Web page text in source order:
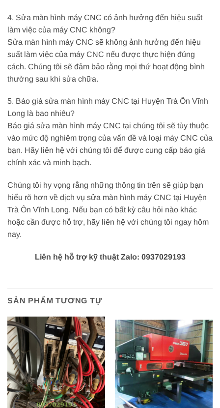
4. Sửa màn hình máy CNC có ảnh hưởng đến hiệu suất
làm việc của máy CNC không?
Sửa màn hình máy CNC sẽ không ảnh hưởng đến hiệu
suất làm việc của máy CNC nếu được thực hiện đúng
cách. Chúng tôi sẽ đảm bảo rằng mọi thứ hoạt động bình
thường sau khi sửa chữa.
5. Báo giá sửa màn hình máy CNC tại Huyện Trà Ôn Vĩnh
Long là bao nhiêu?
Báo giá sửa màn hình máy CNC tại chúng tôi sẽ tùy thuộc
vào mức độ nghiêm trọng của vấn đề và loại máy CNC của
bạn. Hãy liên hệ với chúng tôi để được cung cấp báo giá
chính xác và minh bạch.
Chúng tôi hy vọng rằng những thông tin trên sẽ giúp bạn
hiểu rõ hơn về dịch vụ sửa màn hình máy CNC tại Huyện
Trà Ôn Vĩnh Long. Nếu bạn có bất kỳ câu hỏi nào khác
hoặc cần được hỗ trợ, hãy liên hệ với chúng tôi ngay hôm
nay.
Liên hệ hỗ trợ kỹ thuật Zalo: 0937029193
SẢN PHẨM TƯƠNG TỰ